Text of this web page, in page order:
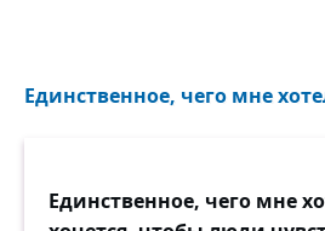
Единственное, чего мне
Единственное, чего мне